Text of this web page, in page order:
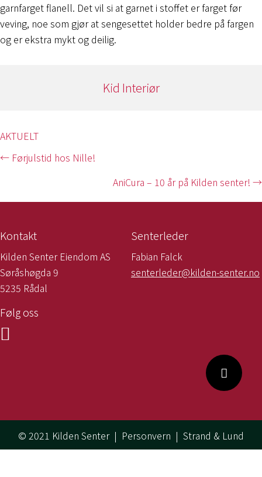
garnfarget flanell. Det vil si at garnet i stoffet er farget før
veving, noe som gjør at sengesettet holder bedre på fargen
og er ekstra mykt og deilig.
Kid Interiør
AKTUELT
Posts
← Førjulstid hos Nille!
AniCura – 10 år på Kilden senter! →
Kontakt
Kilden Senter Eiendom AS
Søråshøgda 9
5235 Rådal
Følg oss
Senterleder
Fabian Falck
senterleder@kilden-senter.no
© 2021 Kilden Senter | Personvern | Strand & Lund